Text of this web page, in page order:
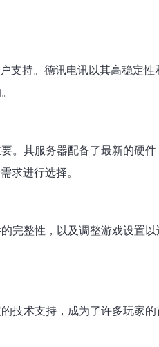
持。德讯电讯以其高稳定性
其服务器配备了最新的硬件
求进行选择。
完整性，以及调整游戏设置
技术支持，成为了许多玩家